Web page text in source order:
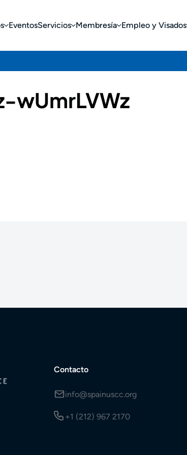
EventosServicios Membresía Empleo y Visados
wUmrLVWz
Contacto
info@spainuscc.org
+1 (212) 967 2170